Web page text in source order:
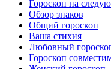
Гороскоп на
Обзор знаков
Общий гороскоп
Ваша стихия
Любовный
Гороскоп